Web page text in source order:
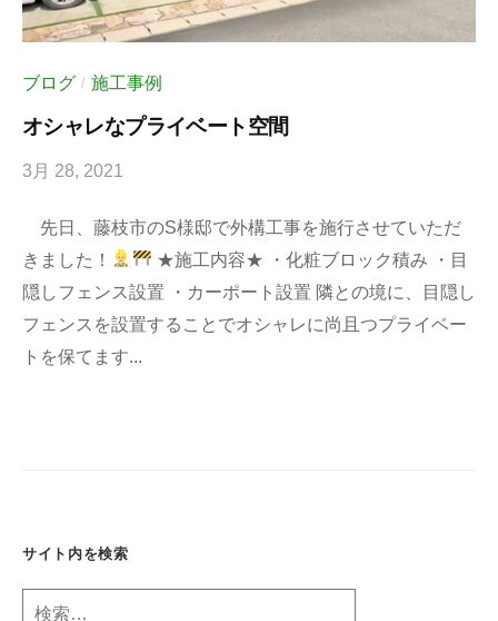
ブログ / 施工事例
オシャレなプライベート空間
3月 28, 2021
k
e
i
-
b
先日、藤枝市のS様邸で外構工事を施行させていただ
きました！
★施工内容★ ・化粧ブロック積み ・目
隠しフェンス設置 ・カーポート設置 隣との境に、目隠し
フェンスを設置することでオシャレに尚且つプライベー
トを保てます...
サイト内を検索
検